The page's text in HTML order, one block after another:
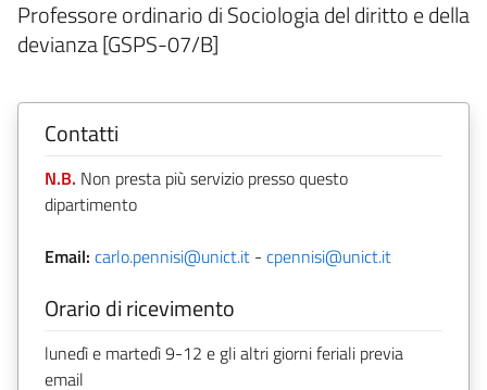
Professore ordinario di Sociologia del diritto e della
devianza [GSPS-07/B]
Contatti
N.B. Non presta più servizio presso questo
dipartimento
Email: carlo.pennisi@unict.it - cpennisi@unict.it
Orario di ricevimento
lunedì e martedì 9-12 e gli altri giorni feriali previa
email